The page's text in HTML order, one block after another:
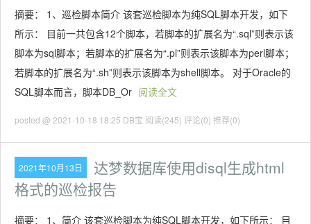
摘要： 1、巡检脚本简介 该套巡检脚本为纯SQL脚本开发，如下
所示： 目前一共包含12个脚本，若脚本的扩展名为“.sql”则表示该
脚本为sql脚本；若脚本的扩展名为“.pl”则表示该脚本为perl脚本；
若脚本的扩展名为“.sh”则表示该脚本为shell脚本。 对于Oracle的
SQL脚本而言，脚本DB_Or 阅读全文
posted @ 2021-10-18 18:25 DB宝 阅读(245) 评论(0) 推荐(0)
2021年10月13日
达梦数据库使用disql生成html
格式的巡检报告
摘要： 1、简介 该套巡检脚本为纯SQL脚本开发，如下所示： 目